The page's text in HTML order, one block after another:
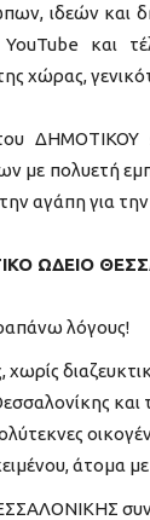
ιδεών και
και
χώρας,
πολυετή
αγάπη για την
ΩΔΕΙΟ
λόγους!
χωρίς
άτομα